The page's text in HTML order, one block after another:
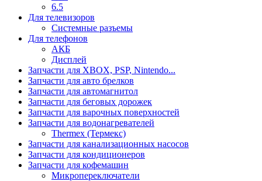
6.5
Для телевизоров
Системные разъемы
Для телефонов
АКБ
Дисплей
Запчасти для XBOX, PSP, Nintendo...
Запчасти для авто брелков
Запчасти для автомагнитол
Запчасти для беговых дорожек
Запчасти для варочных поверхностей
Запчасти для водонагревателей
Thermex (Термекс)
Запчасти для канализационных насосов
Запчасти для кондиционеров
Запчасти для кофемашин
Микропереключатели